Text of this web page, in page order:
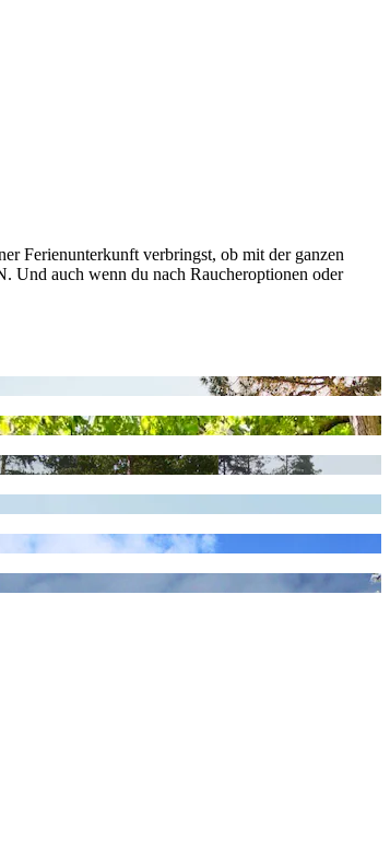
Ferienunterkunft verbringst, ob mit der ganzen
Und auch wenn du nach Raucheroptionen oder